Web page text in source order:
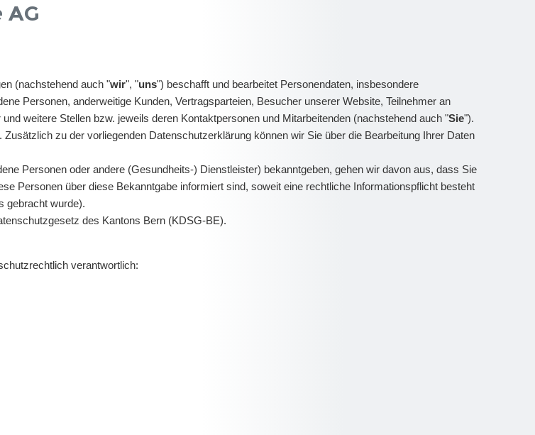
AG
(nachstehend auch "wir", "uns") beschafft und bearbeitet Personendaten, insbesondere
Personen, anderweitige Kunden, Vertragsparteien, Besucher unserer Website, Teilnehmer an
weitere Stellen bzw. jeweils deren Kontaktpersonen und Mitarbeitenden (nachstehend auch "Sie").
zu der vorliegenden Datenschutzerklärung können wir Sie über die Bearbeitung Ihrer Daten
Personen oder andere (Gesundheits-) Dienstleister) bekanntgeben, gehen wir davon aus, dass Sie
Personen über diese Bekanntgabe informiert sind, soweit eine rechtliche Informationspflicht besteht
gebracht wurde).
des Kantons Bern (KDSG-BE).
verantwortlich: